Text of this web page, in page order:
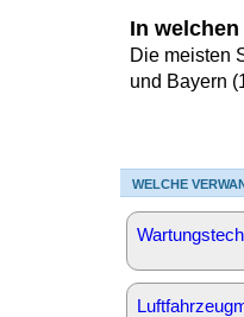
In
Die meisten
und Bayern
WELCHE